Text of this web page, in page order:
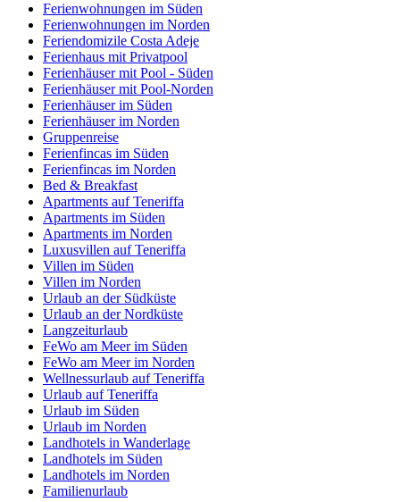
Ferienwohnungen im Süden
Ferienwohnungen im Norden
Feriendomizile Costa Adeje
Ferienhaus mit Privatpool
Ferienhäuser mit Pool - Süden
Ferienhäuser mit Pool-Norden
Ferienhäuser im Süden
Ferienhäuser im Norden
Gruppenreise
Ferienfincas im Süden
Ferienfincas im Norden
Bed & Breakfast
Apartments auf Teneriffa
Apartments im Süden
Apartments im Norden
Luxusvillen auf Teneriffa
Villen im Süden
Villen im Norden
Urlaub an der Südküste
Urlaub an der Nordküste
Langzeiturlaub
FeWo am Meer im Süden
FeWo am Meer im Norden
Wellnessurlaub auf Teneriffa
Urlaub auf Teneriffa
Urlaub im Süden
Urlaub im Norden
Landhotels in Wanderlage
Landhotels im Süden
Landhotels im Norden
Familienurlaub